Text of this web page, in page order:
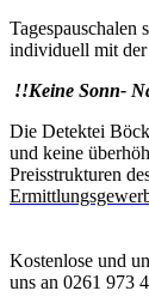
Tagespauschalen
individuell mit der
!!Keine Sonn-
Die Detektei
und keine
Preisstrukturen
Kostenlose und
uns an 0261 973